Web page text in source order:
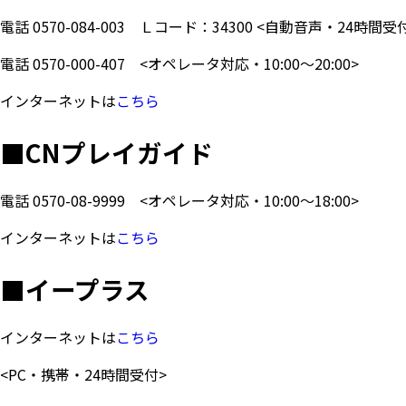
電話0570-084-003 Ｌコード：34300 <自動音声・24時間受
電話0570-000-407
<オペレータ対応・10:00～20:00>
インターネットはこちら
■CNプレイガイド
電話0570-08-9999
<オペレータ対応・10:00～18:00>
インターネットはこちら
■イープラス
インターネットはこちら
<PC・携帯・24時間受付>